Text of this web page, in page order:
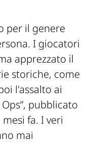
per il genere
I giocatori
apprezzato il
storiche, come
l'assalto ai
pubblicato
fa. I veri
mai